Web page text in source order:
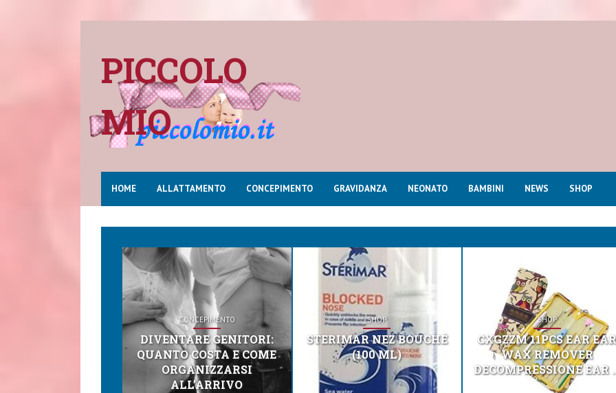
PICCOLO
MIO
HOME ALLATTAMENTO CONCEPIMENTO GRAVIDANZA NEONATO BAMBINI NEWS SHOP
CONCEPIMENTO
DIVENTARE GENITORI:
QUANTO COSTA E COME
ORGANIZZARSI
ALL’ARRIVO
SHOP
STERIMAR NEZ BOUCHÉ
(100 ML)
SHOP
CXGZZM 11PCS EAR
WAX REMOVER
DECOMPRESSIONE EAR